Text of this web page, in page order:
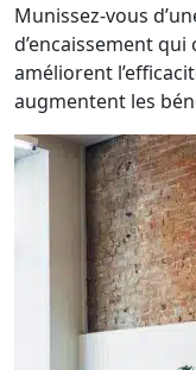
Munissez-vous
d’encaissement qui
améliorent
augmentent les